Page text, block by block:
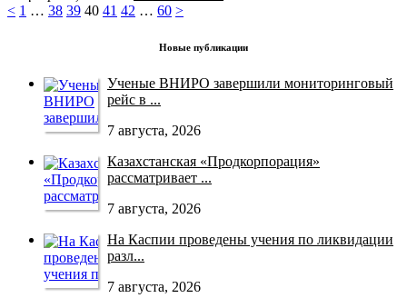
< 1 … 38 39 40 41 42 … 60 >
Новые публикации
Ученые ВНИРО завершили мониторинговый
рейс в ...
7 августа, 2026
Казахстанская «Продкорпорация»
рассматривает ...
7 августа, 2026
На Каспии проведены учения по ликвидации
разл...
7 августа, 2026